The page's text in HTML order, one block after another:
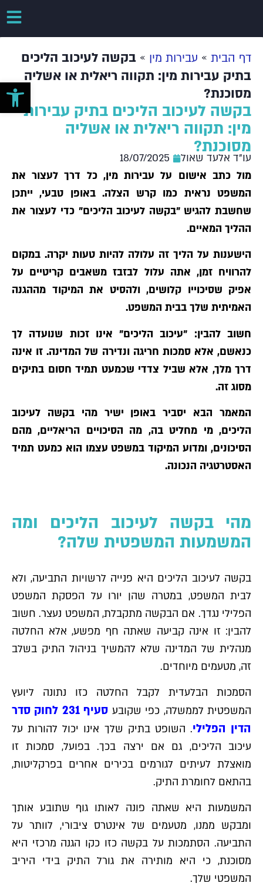
דף הבית » עבירות מין » בקשה לעיכוב הליכים
בתיק עבירות מין: תקווה ריאלית או אשליה
מסוכנת?
בקשה לעיכוב הליכים בתיק עבירות
מין: תקווה ריאלית או אשליה
מסוכנת?
עו"ד אלעד שאול
18/07/2025
מול כתב אישום על עבירות מין, כל דרך לעצור את
המשפט נראית כמו קרש הצלה. באופן טבעי, ייתכן
שחשבת להגיש "בקשה לעיכוב הליכים" כדי לעצור את
ההליך המאיים.
הישענות על הליך זה עלולה להיות טעות יקרה. במקום
להרוויח זמן, אתה עלול לבזבז משאבים קריטיים על
אפיק שסיכוייו קלושים, ולהסיט את המיקוד מההגנה
האמיתית שלך בבית המשפט.
חשוב להבין: "עיכוב הליכים" אינו זכות שנועדה לך
כנאשם, אלא סמכות חריגה ונדירה של המדינה. זו אינה
דרך מלך, אלא שביל צדדי שכמעט תמיד חסום בתיקים
מסוג זה.
המאמר הבא יסביר באופן ישיר מהי בקשה לעיכוב
הליכים, מי מחליט בה, מה הסיכויים הריאליים, מהם
הסיכונים, ומדוע המיקוד במשפט עצמו הוא כמעט תמיד
האסטרטגיה הנכונה.
מהי בקשה לעיכוב הליכים ומה
המשמעות המשפטית שלה?
בקשה לעיכוב הליכים היא פנייה לרשויות התביעה, ולא
לבית המשפט, במטרה שהן יורו על הפסקת המשפט
הפלילי נגדך. אם הבקשה מתקבלת, המשפט נעצר. חשוב
להבין: זו אינה קביעה שאתה חף מפשע, אלא החלטה
מנהלית של המדינה שלא להמשיך בניהול התיק בשלב
זה, מטעמים מיוחדים.
הסמכות הבלעדית לקבל החלטה כזו נתונה ליועץ
המשפטית לממשלה, כפי שקובע
סעיף 231 לחוק סדר
הדין הפלילי. השופט בתיק שלך אינו יכול להורות על
עיכוב הליכים, גם אם ירצה בכך. בפועל, סמכות זו
מואצלת לעיתים לגורמים בכירים אחרים בפרקליטות,
בהתאם לחומרת התיק.
המשמעות היא שאתה פונה לאותו גוף שתובע אותך
ומבקש ממנו, מטעמים של אינטרס ציבורי, לוותר על
התביעה. הסתמכות על בקשה כזו כקו הגנה מרכזי היא
מסוכנת, כי היא מותירה את גורל התיק בידי היריב
המשפטי שלך.
פתח